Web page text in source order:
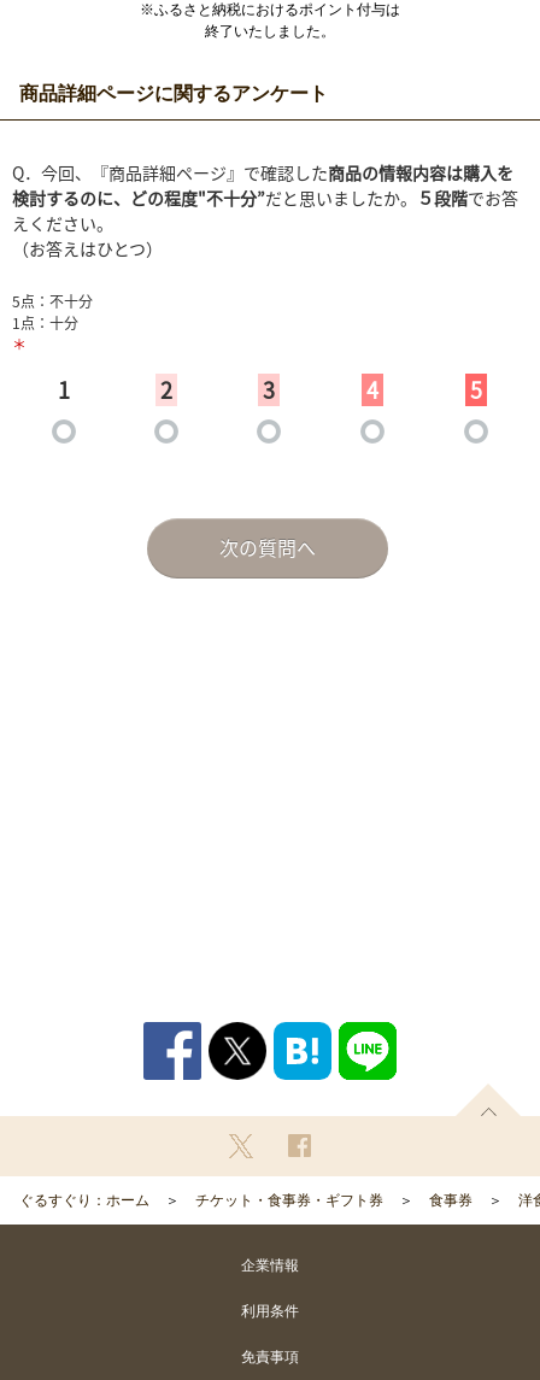
※ふるさと納税におけるポイント付与は
終了いたしました。
商品詳細ページに関するアンケート
ぐるすぐり：ホーム チケット・食事券・ギフト券 食事券 洋
企業情報
利用条件
免責事項